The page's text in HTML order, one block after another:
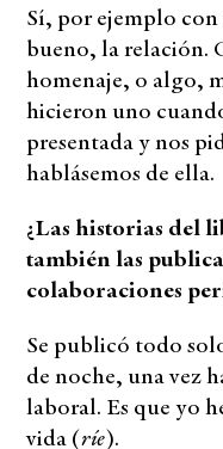
Sí, por ejemplo con
bueno, la relación.
homenaje, o algo,
hicieron uno
presentada y nos
hablásemos de ella.
¿Las historias del
también las
colaboraciones
Se publicó todo
de noche, una vez
laboral. Es que yo
vida (ríe).